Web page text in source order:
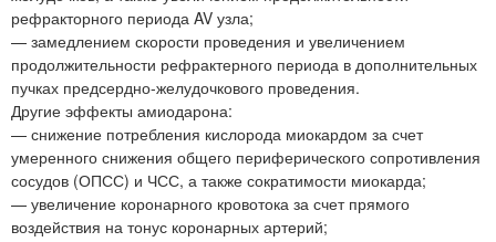
рефракторного периода AV узла;
— замедлением скорости проведения и увеличением
продолжительности рефрактерного периода в дополнительных
пучках предсердно-желудочкового проведения.
Другие эффекты амиодарона:
— снижение потребления кислорода миокардом за счет
умеренного снижения общего периферического сопротивления
сосудов (ОПСС) и ЧСС, а также сократимости миокарда;
— увеличение коронарного кровотока за счет прямого
воздействия на тонус коронарных артерий;